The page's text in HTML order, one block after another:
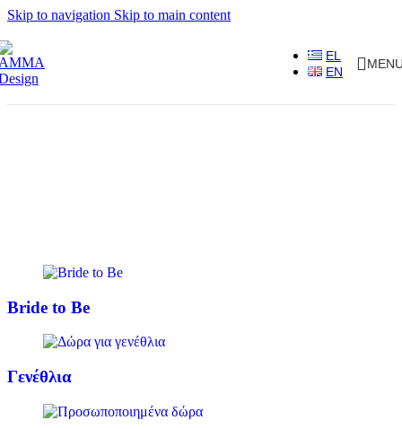
Skip to navigation Skip to main content
EL
EN
Bride to Be
Γενέθλια